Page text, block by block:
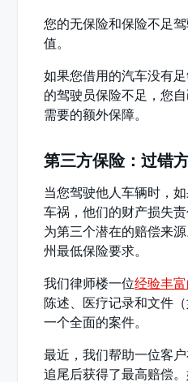
您的无保险和保险不足
值。
如果您借用的汽车没有
的驾驶员保险不足，您
需要的额外保障。
第三方保险：过错
当您驾驶他人车辆时，
车祸，他们的财产损失
为第三个潜在的赔偿来
州最低保险要求。
我们律师楼一位经验丰
陈述、医疗记录和文件
一个全面的案件。
最近，我们帮助一位客
追尾后获得了最高赔偿